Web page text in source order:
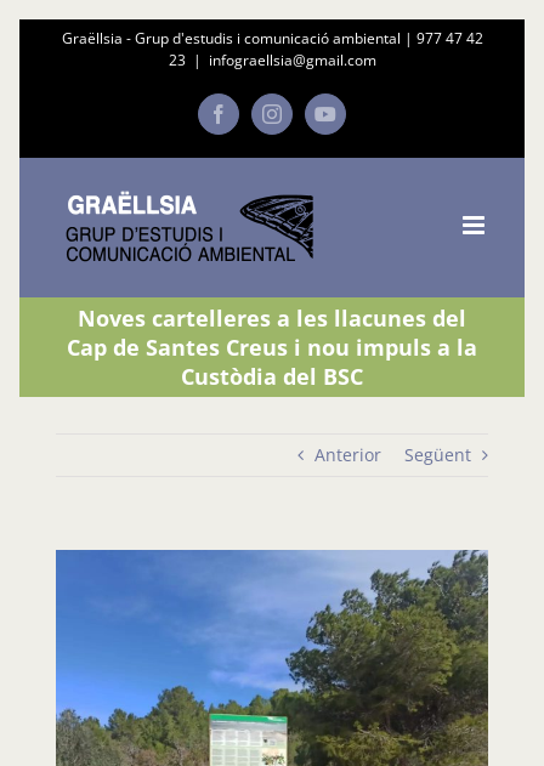
Graëllsia - Grup d'estudis i comunicació ambiental | 977 47 42
23 | infograellsia@gmail.com
FacebookInstagramYouTube
Noves cartelleres a les llacunes del
Cap de Santes Creus i nou impuls a la
Custòdia del BSC
Anterior Següent